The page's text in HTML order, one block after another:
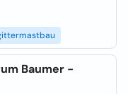
Baumer -